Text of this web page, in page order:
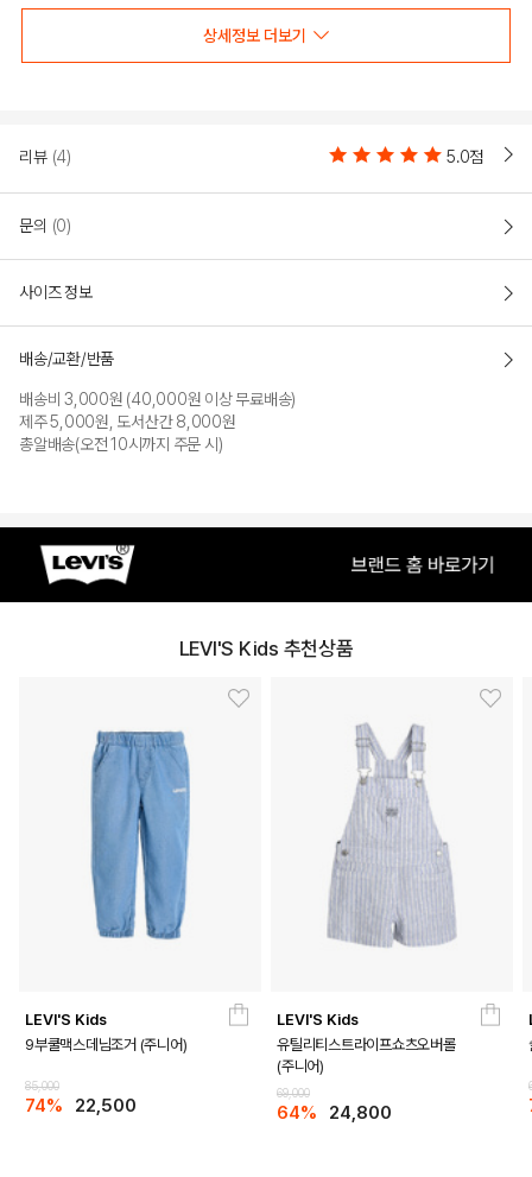
상세정보 더보기
리뷰 (4) 5.0점
문의 (0)
사이즈 정보
배송/교환/반품
배송비 3,000원 (40,000원 이상 무료배송)
제주 5,000원, 도서산간 8,000원
총알배송(오전 10시까지 주문 시)
LEVI'S Kids 추천상품
LEVI'S Kids
9부쿨맥스데님조거 (주니어)
85,000
74% 22,500
LEVI'S Kids
유틸리티스트라이프쇼츠오버롤
(주니어)
69,000
64% 24,800